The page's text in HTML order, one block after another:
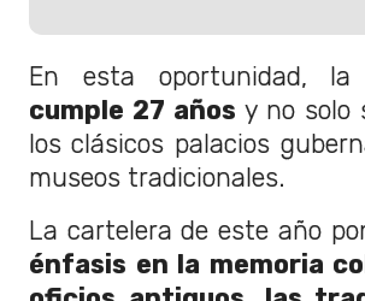
En esta oportunidad, la
cumple 27 años y no solo
los clásicos palacios
museos tradicionales.
La cartelera de este año
énfasis en la memoria